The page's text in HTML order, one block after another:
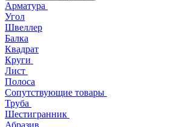
Арматура
Угол
Швеллер
Балка
Квадрат
Круги
Лист
Полоса
Сопутствующие товары
Труба
Шестигранник
Абразив